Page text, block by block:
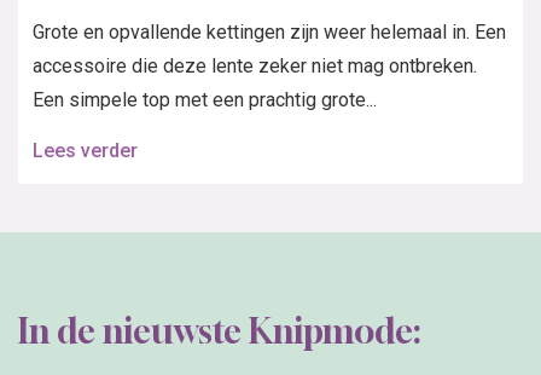
Grote en opvallende kettingen zijn weer helemaal in. Een
accessoire die deze lente zeker niet mag ontbreken.
Een simpele top met een prachtig grote...
Lees verder
In de nieuwste Knipmode: